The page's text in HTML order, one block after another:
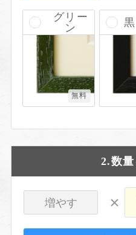
グリー
ン
無料
黒
2.数
増やす ×